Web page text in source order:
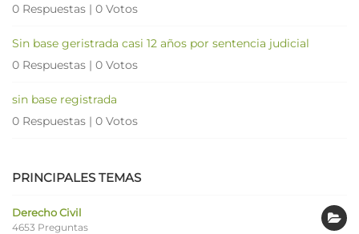
0 Respuestas | 0 Votos
Sin base geristrada casi 12 años por sentencia judicial
0 Respuestas | 0 Votos
sin base registrada
0 Respuestas | 0 Votos
PRINCIPALES TEMAS
Derecho Civil
4653 Preguntas